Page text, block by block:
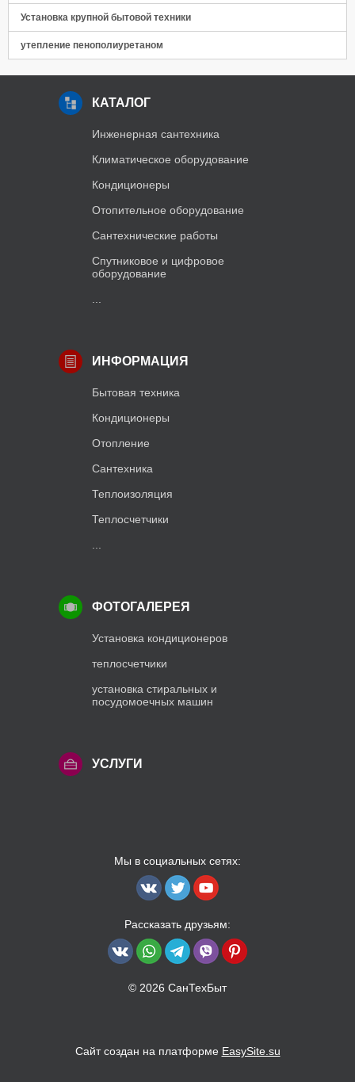
Установка крупной бытовой техники
утепление пенополиуретаном
КАТАЛОГ
Инженерная сантехника
Климатическое оборудование
Кондиционеры
Отопительное оборудование
Сантехнические работы
Спутниковое и цифровое
оборудование
ИНФОРМАЦИЯ
Бытовая техника
Кондиционеры
Отопление
Сантехника
Теплоизоляция
Теплосчетчики
ФОТОГАЛЕРЕЯ
Установка кондиционеров
теплосчетчики
установка стиральных и
посудомоечных машин
УСЛУГИ
Мы в социальных сетях:
Рассказать друзьям:
© 2026 СанТехБыт
Сайт создан на платформе EasySite.su